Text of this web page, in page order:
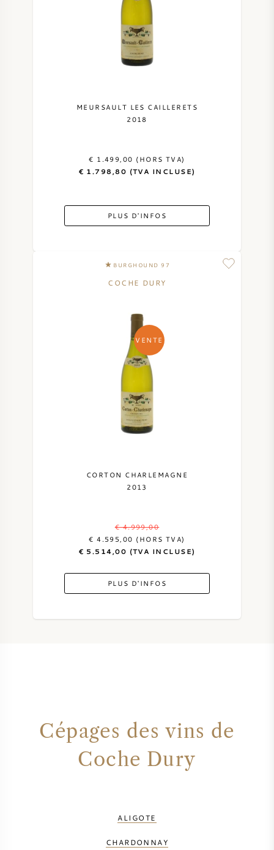
TOUTES LES RÉGIONS
MEURSAULT LES CAILLERETS
2018
€ 1.499,00 (HORS TVA)
€ 1.798,80 (TVA INCLUSE)
PLUS D'INFOS
BURGHOUND 97
VENTE
COCHE DURY
CORTON CHARLEMAGNE
2013
€ 4.999,00
€ 4.595,00 (HORS TVA)
€ 5.514,00 (TVA INCLUSE)
PLUS D'INFOS
Cépages des vins de
Coche Dury
ALIGOTE
CHARDONNAY